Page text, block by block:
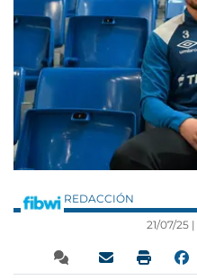
REDACCIÓN
21/07/25 |